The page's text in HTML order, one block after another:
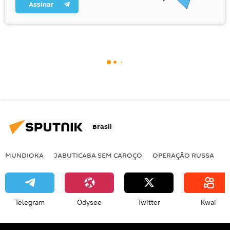
Assinar
Brasil
MUNDIOKA JABUTICABA SEM CAROÇO OPERAÇÃO RUSSA
Telegram Odysee Twitter Kwai